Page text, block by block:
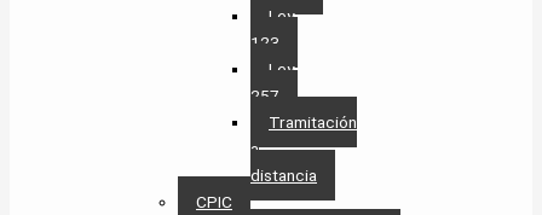
Ley
123
Ley
257
Tramitación
a
distancia
CPIC